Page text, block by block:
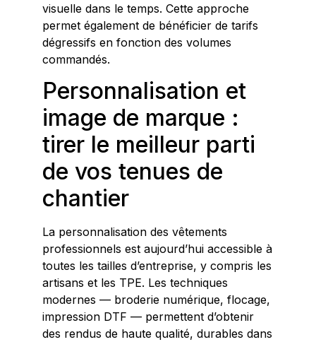
visuelle dans le temps. Cette approche
permet également de bénéficier de tarifs
dégressifs en fonction des volumes
commandés.
Personnalisation et
image de marque :
tirer le meilleur parti
de vos tenues de
chantier
La personnalisation des vêtements
professionnels est aujourd’hui accessible à
toutes les tailles d’entreprise, y compris les
artisans et les TPE. Les techniques
modernes — broderie numérique, flocage,
impression DTF — permettent d’obtenir
des rendus de haute qualité, durables dans